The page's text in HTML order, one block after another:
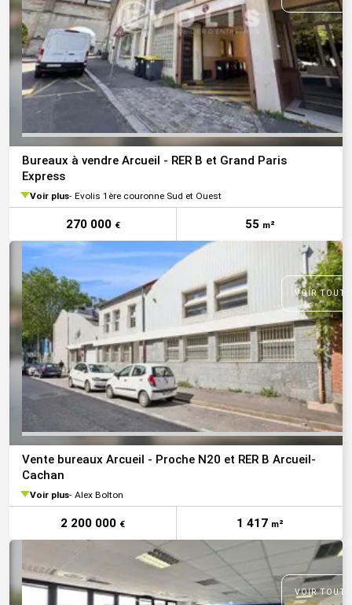
Bureaux à vendre Arcueil - RER B et Grand Paris
Express
Voir plus Evolis 1ère couronne Sud et Ouest
270 000 € 55 m²
VOIR
Vente bureaux Arcueil - Proche N20 et RER B Arcueil-
Cachan
Voir plus Alex Bolton
2 200 000 € 1 417 m²
VOIR